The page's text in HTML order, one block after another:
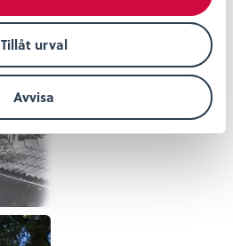
Tillåt urval
Avvisa